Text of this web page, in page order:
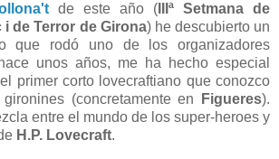
de este año ( IIIª Setmana de
de Terror de Girona) he descubierto un
que rodó uno de los organizadores
unos años, me ha hecho especial
primer corto lovecraftiano que conozco
(concretamente en
Figueres).
entre el mundo de los super-heroes y
H.P. Lovecraft.